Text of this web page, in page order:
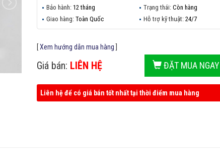
Bảo hành: 12 tháng Trạng thái:Còn hàng
Giao hàng: Toàn Quốc Hỗ trợ kỹ thuật:24/7
[Xem hướng dẫn mua hàng
Giá bán: LIÊN HỆ ĐẶT MUA NGAY
Liên hệ để có giá bán tốt nhất tại thời điểm mua hàng